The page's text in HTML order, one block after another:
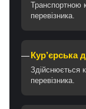
Транспортною
перевізника.
Кур’єрська
Здійснюється
перевізника.